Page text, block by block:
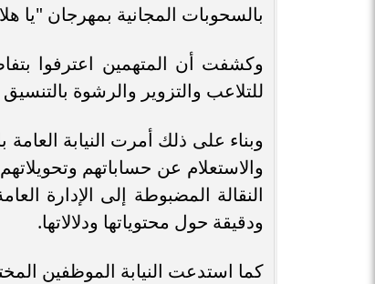
بالسحوبات المجانية بمهرجان
وكشفت أن المتهمين اعترفوا
للتلاعب والتزوير والرشوة
وبناء على ذلك أمرت النيابة
والاستعلام عن حساباتهم
النقالة المضبوطة إلى الإدارة
ودقيقة حول محتوياتها ودلالاتها.
كما استدعت النيابة الموظفين